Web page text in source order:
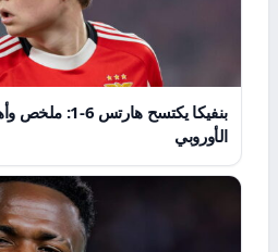
بنفيكا يكتسح
الأوروبي